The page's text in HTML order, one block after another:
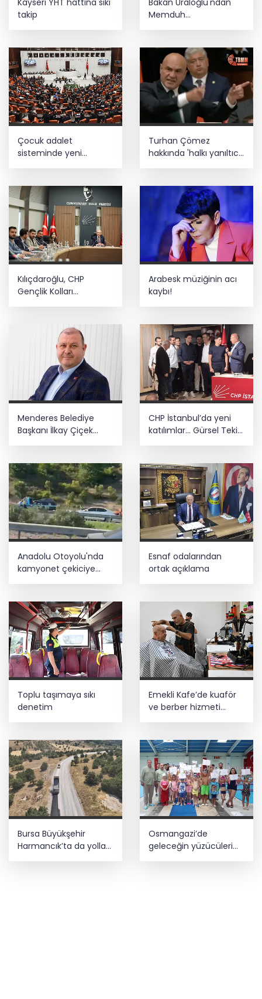
takip
Memduh
Çocuk adalet
sisteminde yeni
Turhan Çömez
hakkında 'halkı yanıltıcı
Kılıçdaroğlu, CHP
Gençlik Kolları
yönetimiyle buluştu
Arabesk müziğinin acı
kaybı!
Menderes Belediye
Başkanı İlkay Çiçek
CHP İstanbul’da yeni
katılımlar... Gürsel Tekin:
Anadolu Otoyolu'nda
kamyonet çekiciye
Esnaf odalarından
ortak açıklama
Toplu taşımaya sıkı
denetim
Emekli Kafe’de kuaför
ve berber hizmeti
başladı
Bursa Büyükşehir
Harmancık’ta da yolları
Osmangazi’de
geleceğin yüzücüleri